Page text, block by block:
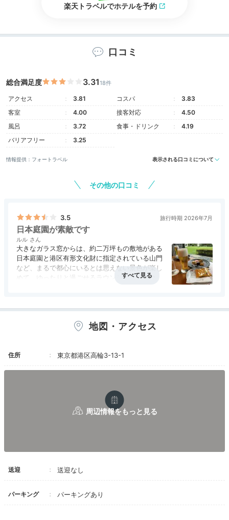
楽天トラベルでホテルを予約
口コミ
総合満足度 3.3118件
アクセス 3.81 コスパ
3.83
客室
4.00 接客対応
4.50
風呂
3.72 食事・ドリンク
4.19
バリアフリー
3.25
情報提供：フォートラベル 表示される口コミについて
その他の口コミ
3.5 旅行時期 2026年7月
日本庭園が素敵です
ルル
大きなガラス窓からは、約二万坪もの敷地がある
日本庭園と港区有形文化財に指定されている山門
など、まるで都心にいるとは思えない景色が楽し
めて、ゆったりと過ごせるラウンジです。ラウン
て、提供されるお料理やお菓子、ドリンクなどが
地図・アクセス
住所 東京都港区高輪3-13-1
送迎 送迎なし
パーキング パーキングあり